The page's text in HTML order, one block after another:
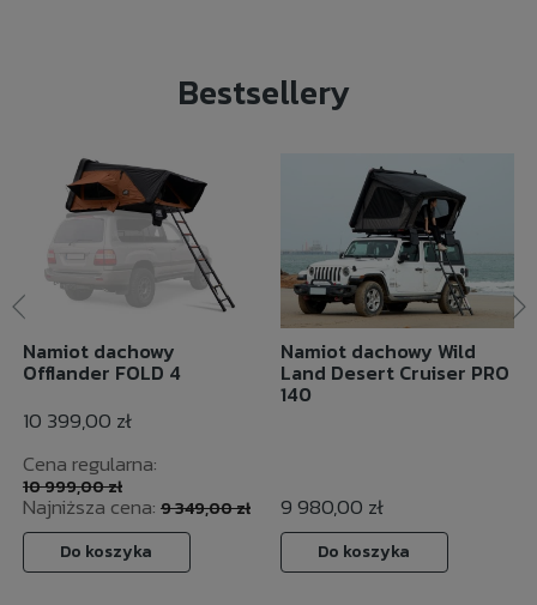
Bestsellery
Namiot dachowy
Offlander FOLD 4
10 399,00 zł
Cena regularna:
10 999,00 zł
Najniższa cena: 9 349,00 zł
Do koszyka
Namiot dachowy Wild
Land Desert Cruiser PRO
140
9 980,00 zł
Do koszyka